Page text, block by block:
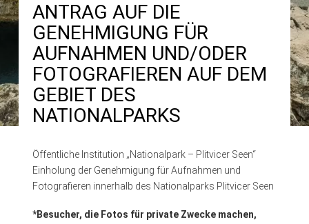
ANTRAG AUF DIE
GENEHMIGUNG FÜR
AUFNAHMEN UND/ODER
FOTOGRAFIEREN AUF DEM
GEBIET DES
NATIONALPARKS
Öffentliche Institution „Nationalpark – Plitvicer Seen“
Einholung der Genehmigung für Aufnahmen und
Fotografieren innerhalb des Nationalparks Plitvicer Seen
*Besucher, die Fotos für private Zwecke machen,